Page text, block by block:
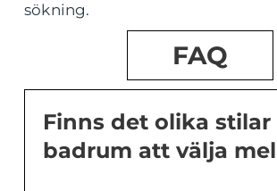
sökning.
FAQ
Finns det olika stilar
badrum att välja